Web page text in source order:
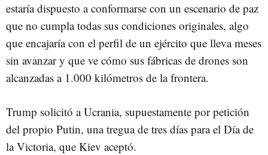
estaría dispuesto a conformarse con un escenario de paz
que no cumpla todas sus condiciones originales, algo
que encajaría con el perfil de un ejército que lleva meses
sin avanzar y que ve cómo sus fábricas de drones son
alcanzadas a 1.000 kilómetros de la frontera.
Trump solicitó a Ucrania, supuestamente por petición
del propio Putin, una tregua de tres días para el Día de
la Victoria, que Kiev aceptó.